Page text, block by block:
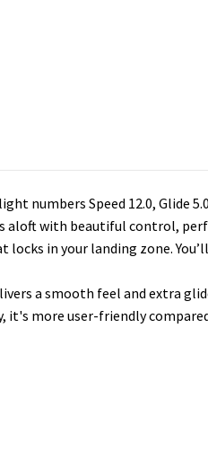
numbers Speed 12.0, Glide
aloft with beautiful control,
in your landing zone.
a smooth feel and extra
it's more user-friendly